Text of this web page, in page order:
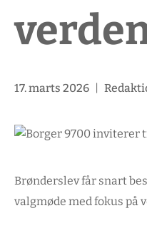
17. marts 2026|
Brønderslev får snart
valgmøde med fokus på